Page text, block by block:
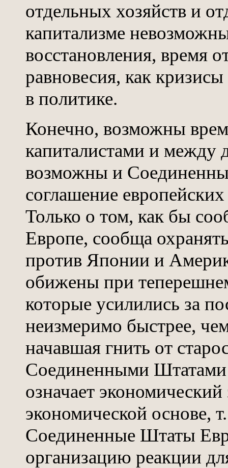
отдельных хозяйств и
капитализме
восстановления, время
равновесия, как
в политике.
Конечно, возможны
капиталистами и между
возможны и
соглашение
Только о том, как бы
Европе, сообща
против Японии и
обижены при
которые усилились за
неизмеримо быстрее,
начавшая гнить от
Соединенными
означает
экономической основе,
Соединенные Штаты
организацию реакции